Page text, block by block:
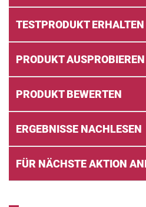
TESTPRODUKT ERHALTEN
PRODUKT AUSPROBIEREN
PRODUKT BEWERTEN
ERGEBNISSE NACHLESEN
FÜR NÄCHSTE AKTION